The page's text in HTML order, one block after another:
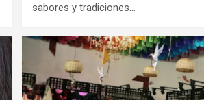
sabores y tradiciones…